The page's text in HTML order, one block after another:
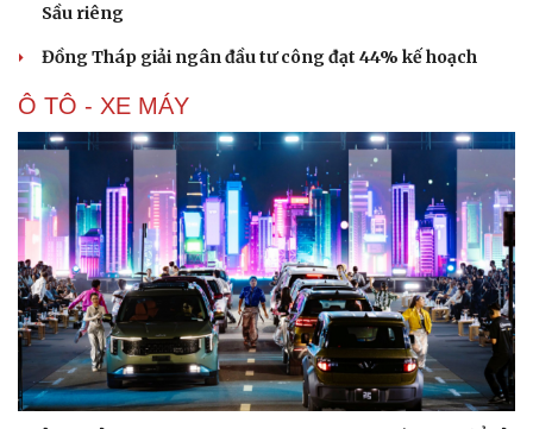
Sầu riêng
Đồng Tháp giải ngân đầu tư công đạt 44% kế hoạch
Ô TÔ - XE MÁY